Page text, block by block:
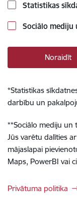
Statistikas
Sociālo mediju
Noraidīt
*Statistikas
darbību un
**Sociālo mediju un
Jūs varētu dalīties
mājaslapai
Maps, PowerBI vai
Privātuma politika